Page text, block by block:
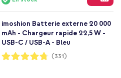
imoshion Batterie externe 20 000
mAh - Chargeur rapide 22,5 W -
USB-C / USB-A - Bleu
Notation:
95%
(331)